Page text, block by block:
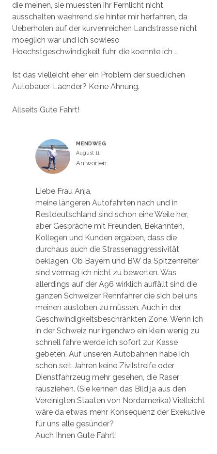
die meinen, sie muessten ihr Fernlicht nicht
ausschalten waehrend sie hinter mir herfahren, da
Ueberholen auf der kurvenreichen Landstrasse nicht
moeglich war und ich sowieso
Hoechstgeschwindigkeit fuhr, die koennte ich …
Ist das vielleicht eher ein Problem der suedlichen
Autobauer-Laender? Keine Ahnung.
Allseits Gute Fahrt!
MENDWEG
August 11
Antworten
Liebe Frau Anja,
meine längeren Autofahrten nach und in
Restdeutschland sind schon eine Weile her,
aber Gespräche mit Freunden, Bekannten,
Kollegen und Kunden ergaben, dass die
durchaus auch die Strassenaggressivität
beklagen. Ob Bayern und BW da Spitzenreiter
sind vermag ich nicht zu bewerten. Was
allerdings auf der A96 wirklich auffällt sind die
ganzen Schweizer Rennfahrer die sich bei uns
meinen austoben zu müssen. Auch in der
Geschwindigkeitsbeschränkten Zone. Wenn ich
in der Schweiz nur irgendwo ein klein wenig zu
schnell fahre werde ich sofort zur Kasse
gebeten. Auf unseren Autobahnen habe ich
schon seit Jahren keine Zivilstreife oder
Dienstfahrzeug mehr gesehen, die Raser
rausziehen. (Sie kennen das Bild ja aus den
Vereinigten Staaten von Nordamerika) Vielleicht
wäre da etwas mehr Konsequenz der Exekutive
für uns alle gesünder?
Auch Ihnen Gute Fahrt!